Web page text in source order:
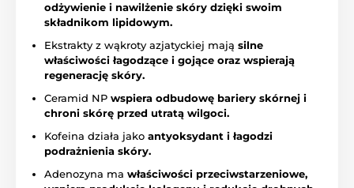
odżywienie i nawilżenie skóry dzięki swoim
składnikom lipidowym.
Ekstrakty z wąkroty azjatyckiej mają silne
właściwości łagodzące i gojące oraz wspierają
regenerację skóry.
Ceramid NP wspiera odbudowę bariery skórnej i
chroni skórę przed utratą wilgoci.
Kofeina działa jako antyoksydant i łagodzi
podrażnienia skóry.
Adenozyna ma właściwości przeciwstarzeniowe,